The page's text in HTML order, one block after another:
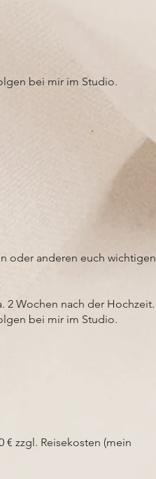
bei mir im Studio.
oder anderen euch wichtigen
2 Wochen nach der Hochzeit.
bei mir im Studio.
zzgl. Reisekosten (mein